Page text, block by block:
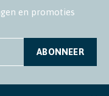
en promoties
ABONNEER